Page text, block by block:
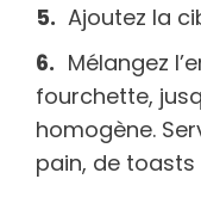
Ajoutez la
Mélangez
fourchette,
homogène.
pain, de